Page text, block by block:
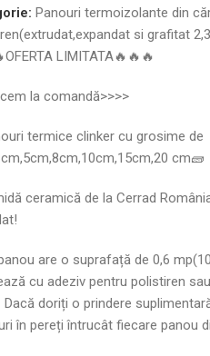
Panouri termoizolante din
si grafitat
LIMITATA🔥🔥🔥
la comandă>>>>
termice clinker cu grosime de
cm🧱
ceramică de la Cerrad
are o suprafață de 0,6
cu adeziv pentru polistiren
Dacă doriți o prindere
în pereți întrucât fiecare panou